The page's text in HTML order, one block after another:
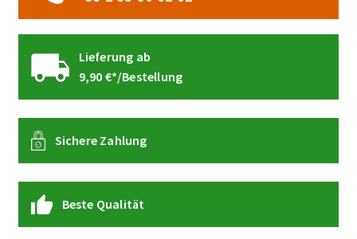
Lieferung ab
9,90 €*/Bestellung
Sichere Zahlung
Beste Qualität